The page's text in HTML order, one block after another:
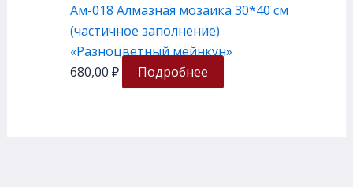
Ам-018 Алмазная мозаика 30*40 см
(частичное заполнение)
«Разноцветный мейнкун»
680,00 ₽ Подробнее